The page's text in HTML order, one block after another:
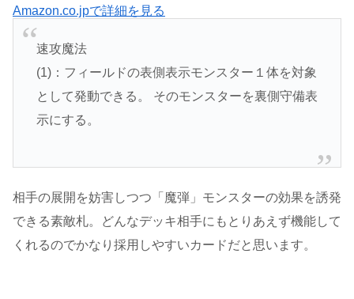
Amazon.co.jpで詳細を見る
速攻魔法
(1)：フィールドの表側表示モンスター１体を対象
として発動できる。 そのモンスターを裏側守備表
示にする。
相手の展開を妨害しつつ「魔弾」モンスターの効果を誘発
できる素敵札。どんなデッキ相手にもとりあえず機能して
くれるのでかなり採用しやすいカードだと思います。